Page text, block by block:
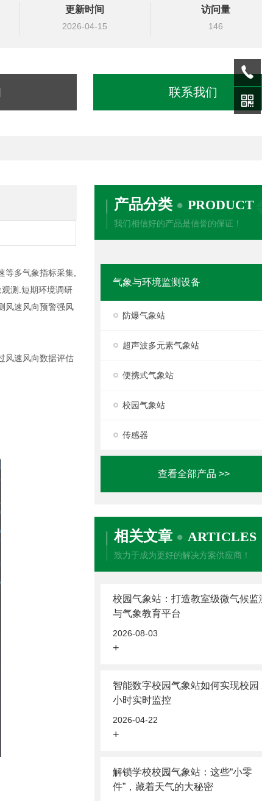
更新时间
2026-04-15
访问量
146
联系我们
产品分类 PRODUCT
我们相信好的产品是信誉的保证！
气象与环境监测设备
防爆气象站
超声波多元素气象站
便携式气象站
校园气象站
传感器
查看全部产品 >>
相关文章 ARTICLES
致力于成为更好的解决方案供应商！
校园气象站：打造教室级微气候监
与气象教育平台
2026-08-03
+
智能数字校园气象站如何实现校园
小时实时监控
2026-04-22
+
解锁学校校园气象站：这些“小零
件”，藏着天气的大秘密
等多气象指标采集,
测.短期环境调研
风速风向预警强风
风速风向数据评估